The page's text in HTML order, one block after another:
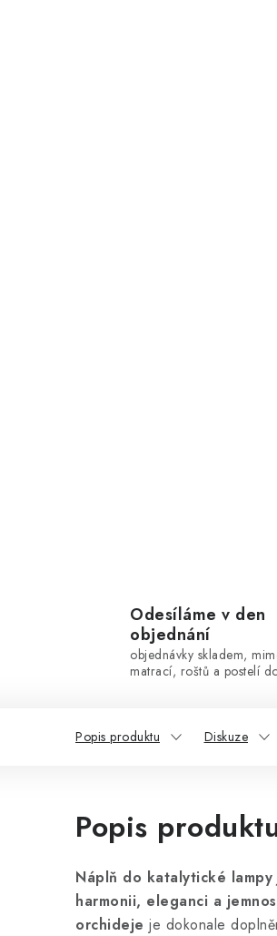
Odesíláme v den
objednání
objednávky skladem,
matrací, roštů a postelí
Popis produktu Diskuze
Popis
Náplň do katalytické lampy
harmonii, eleganci a
orchideje je dokonale